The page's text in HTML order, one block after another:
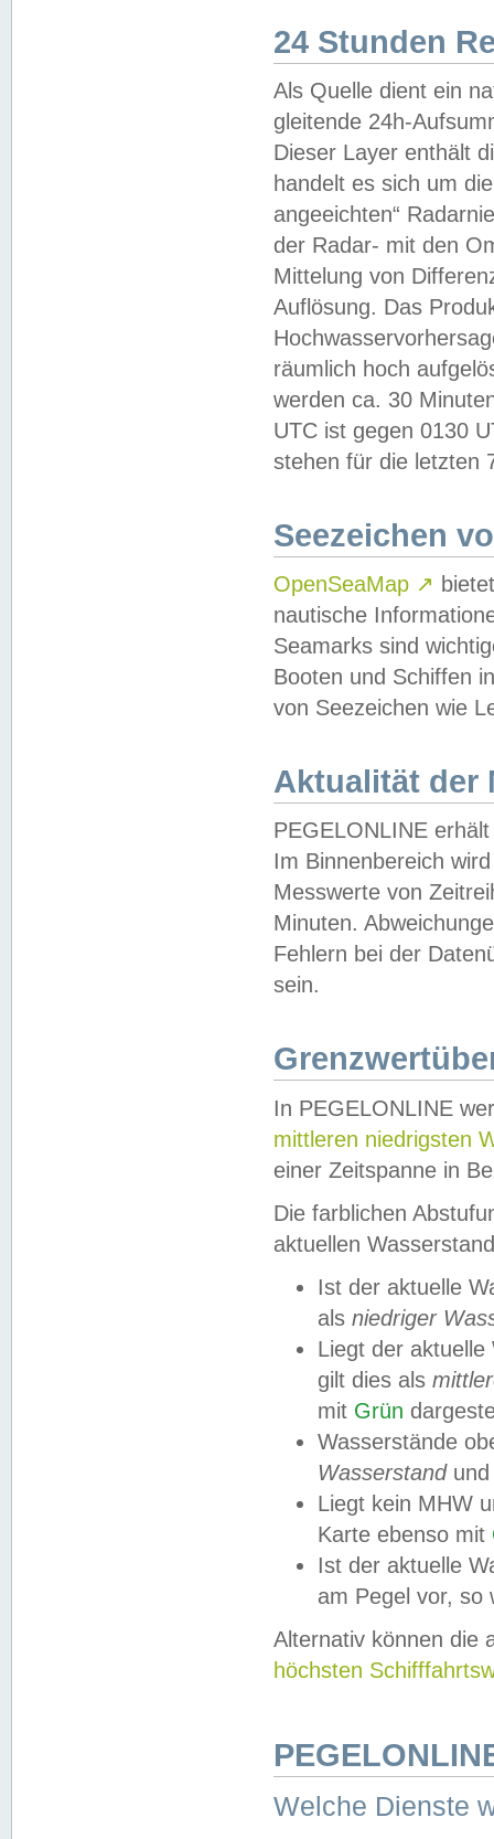
24 Stunden
Als Quelle dient ein
gleitende 24h-
Dieser Layer enthält
handelt es sich um
angeeichten“
der Radar- mit den
Mittelung von
Auflösung. Das
räumlich hoch
werden ca. 30
UTC ist gegen 0130
stehen für die letzten
Seezeichen
OpenSeaMap ↗
nautische
Seamarks sind
Booten und Schiffen
von Seezeichen wie
Aktualität der
PEGELONLINE
Im Binnenbereich
Messwerte von
Minuten.
Fehlern bei der
sein.
In PEGELONLINE
mittleren niedrigsten
einer Zeitspanne in
Die farblichen
aktuellen
Ist der aktuelle
als niedriger
Liegt der
gilt dies als
mit Grün
Wasserstände
Wasserstandund
Liegt kein MHW
Karte ebenso mit
Ist der aktuelle
am Pegel vor,
Alternativ können die
höchsten
Welche Dienste